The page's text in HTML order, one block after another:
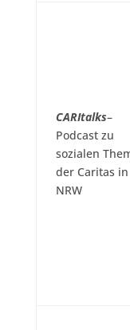
CARItalks–
Podcast zu
sozialen
der Caritas in
NRW